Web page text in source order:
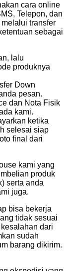
cara online
Telepon, dan
transfer
sebagai
lalu
produknya
Down
pesan.
dan Nota Fisik
kami.
ketika
selesai siap
final dari
kami yang
produk
serta anda
juga.
bisa bekerja
tidak sesuai
dari
sudah
barang dikirim.